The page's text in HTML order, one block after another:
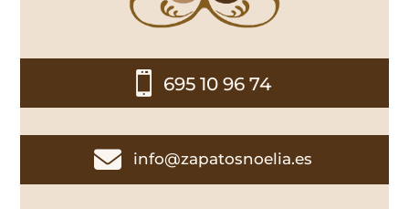
 695 10 96 74
 info@zapatosnoelia.es